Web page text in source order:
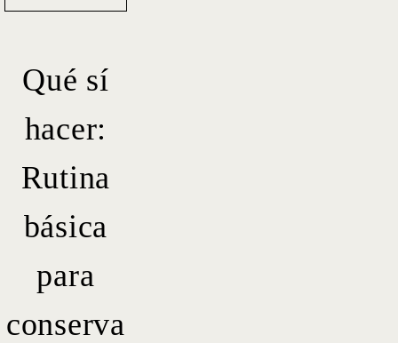
Qué sí
hacer:
Rutina
básica
para
conserva